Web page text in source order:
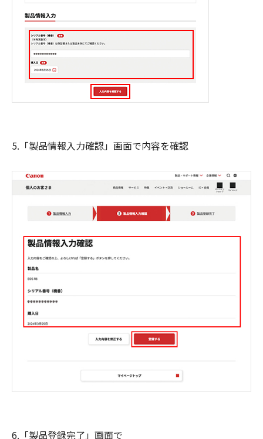
5.「製品情報入力確認」画面で内容を確認
6.「製品登録完了」画面で